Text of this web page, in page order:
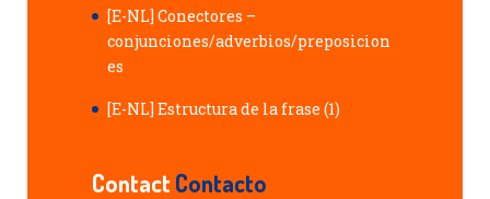
[E-NL] Conectores –
conjunciones/adverbios/preposicion
es
[E-NL] Estructura de la frase (1)
ContactContacto